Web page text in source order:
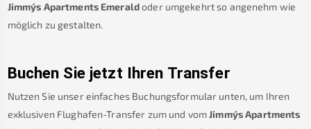
Jimmy´s Apartments Emeraldoder umgekehrt so angenehm wie
möglich zu gestalten.
Buchen Sie jetzt Ihren Transfer
Nutzen Sie unser einfaches Buchungsformular unten, um Ihren
exklusiven Flughafen-Transfer zum und vomJimmy´s Apartments